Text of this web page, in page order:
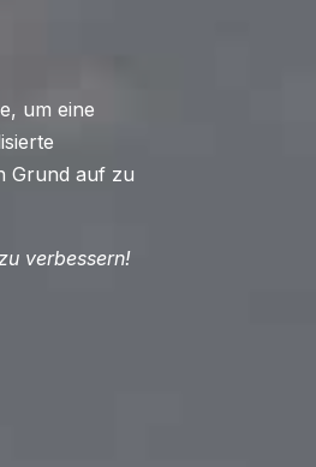
um eine
Grund auf zu
verbessern!